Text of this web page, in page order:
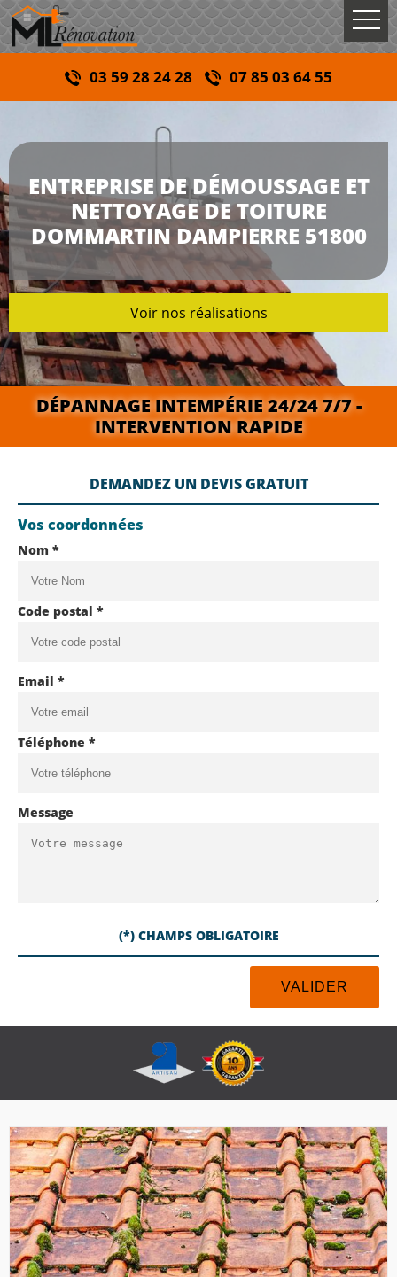
03 59 28 24 28 07 85 03 64 55
ENTREPRISE DE DÉMOUSSAGE ET
NETTOYAGE DE TOITURE
DOMMARTIN DAMPIERRE 51800
Voir nos réalisations
DÉPANNAGE INTEMPÉRIE 24/24 7/7 -
INTERVENTION RAPIDE
DEMANDEZ UN DEVIS GRATUIT
Vos coordonnées
Nom *
Code postal *
Email *
Téléphone *
Message
(*) CHAMPS OBLIGATOIRE